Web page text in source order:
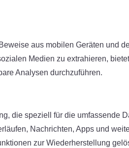
aus mobilen Geräten und
Medien zu extrahieren,
Analysen durchzuführen.
die speziell für die umfassende
Nachrichten, Apps und
zur Wiederherstellung